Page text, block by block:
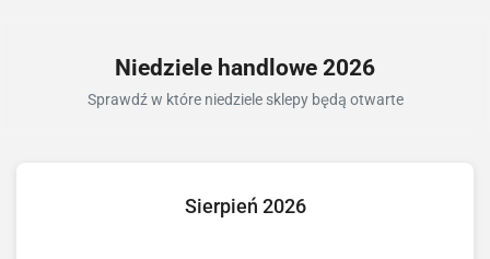
Niedziele handlowe 2026
Sprawdź w które niedziele sklepy będą otwarte
Sierpień 2026